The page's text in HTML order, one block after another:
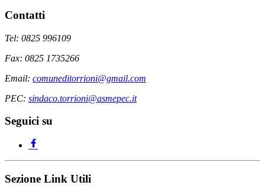
Contatti
Tel: 0825 996109
Fax: 0825 1735266
Email: comuneditorrioni@gmail.com
PEC: sindaco.torrioni@asmepec.it
Seguici su
Sezione Link Utili